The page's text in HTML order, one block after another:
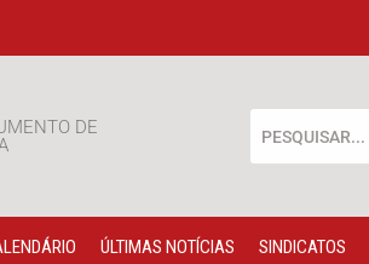
DE
ÚLTIMAS NOTÍCIAS SINDICATOS